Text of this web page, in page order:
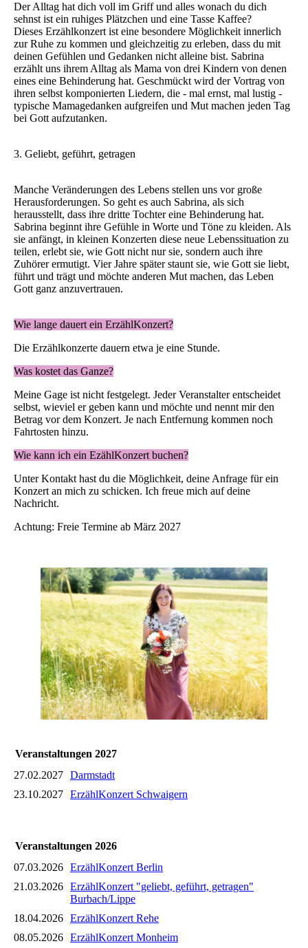
Der Alltag hat dich voll im Griff und alles wonach du dich
sehnst ist ein ruhiges Plätzchen und eine Tasse Kaffee?
Dieses Erzählkonzert ist eine besondere Möglichkeit innerlich
zur Ruhe zu kommen und gleichzeitig zu erleben, dass du mit
deinen Gefühlen und Gedanken nicht alleine bist. Sabrina
erzählt uns ihrem Alltag als Mama von drei Kindern von denen
eines eine Behinderung hat. Geschmückt wird der Vortrag von
ihren selbst komponierten Liedern, die - mal ernst, mal lustig -
typische Mamagedanken aufgreifen und Mut machen jeden Tag
bei Gott aufzutanken.
3. Geliebt, geführt, getragen
Manche Veränderungen des Lebens stellen uns vor große
Herausforderungen. So geht es auch Sabrina, als sich
herausstellt, dass ihre dritte Tochter eine Behinderung hat.
Sabrina beginnt ihre Gefühle in Worte und Töne zu kleiden. Als
sie anfängt, in kleinen Konzerten diese neue Lebenssituation zu
teilen, erlebt sie, wie Gott nicht nur sie, sondern auch ihre
Zuhörer ermutigt. Vier Jahre später staunt sie, wie Gott sie liebt,
führt und trägt und möchte anderen Mut machen, das Leben
Gott ganz anzuvertrauen.
Wie lange dauert ein ErzählKonzert?
Die Erzählkonzerte dauern etwa je eine Stunde.
Was kostet das Ganze?
Meine Gage ist nicht festgelegt. Jeder Veranstalter entscheidet
selbst, wieviel er geben kann und möchte und nennt mir den
Betrag vor dem Konzert. Je nach Entfernung kommen noch
Fahrtosten hinzu.
Wie kann ich ein EzählKonzert buchen?
Unter Kontakt hast du die Möglichkeit, deine Anfrage für ein
Konzert an mich zu schicken. Ich freue mich auf deine
Nachricht.
Achtung: Freie Termine ab März 2027
Veranstaltungen 2027
27.02.2027 Darmstadt
23.10.2027 ErzählKonzert Schwaigern
Veranstaltungen 2026
07.03.2026 ErzählKonzert Berlin
21.03.2026 ErzählKonzert "geliebt, geführt, getragen"
Burbach/Lippe
18.04.2026 ErzählKonzert Rehe
08.05.2026 ErzählKonzert Monheim